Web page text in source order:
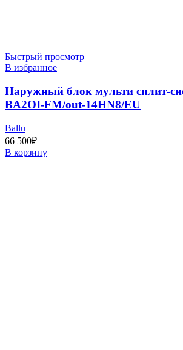
Быстрый просмотр
В избранное
Наружный блок мульти сплит-
BA2OI-FM/out-14HN8/EU
Ballu
66 500₽
В корзину